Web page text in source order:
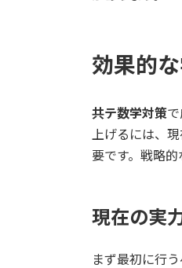
効果的
共テ数学対策
上げるには、
要です。戦略
現在の実
まず最初に行う